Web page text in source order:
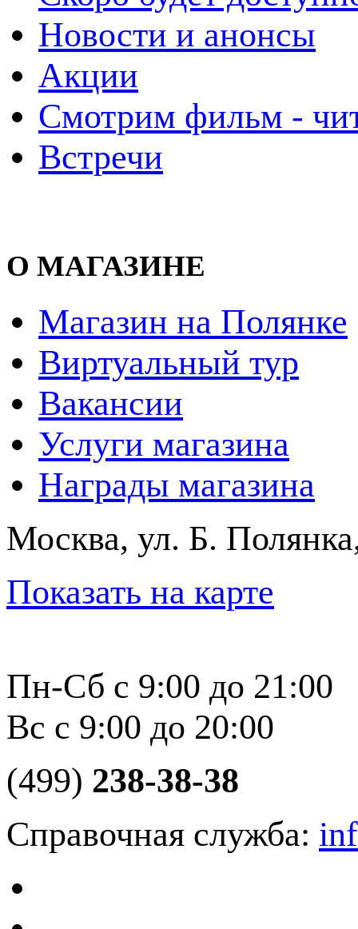
Новости и анонсы
Акции
Смотрим фильм -
Встречи
О МАГАЗИНЕ
Магазин на Полянке
Виртуальный тур
Вакансии
Услуги магазина
Награды магазина
Москва, ул. Б.
Показать на карте
Пн-Сб с 9:00 до 21:00
Вс с 9:00 до 20:00
(499) 238-38-38
Справочная служба: